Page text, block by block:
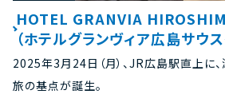
HOTEL GRANVIA
（ホテルグランヴィア広島サウス
2025年3月24日（月）、JR広島駅直上に
旅の基点が誕生。